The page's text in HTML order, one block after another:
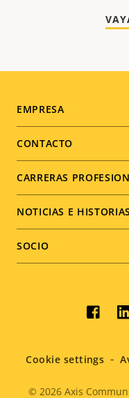
Footer
menu
EMPRESA
CONTACTO
CARRERAS
NOTICIAS E HISTORIAS
SOCIO
© 2026Axis
Cookie settings